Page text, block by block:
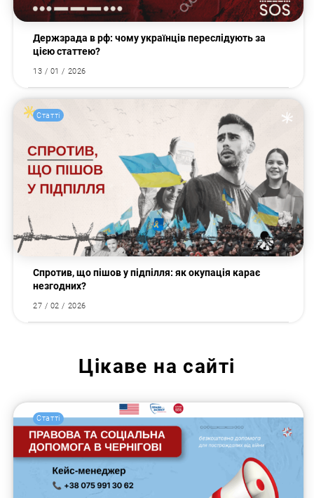
Держзрада в рф: чому українців переслідують за
цією статтею?
13 / 01 / 2026
Статті
Спротив, що пішов у підпілля: як окупація карає
незгодних?
27 / 02 / 2026
Цікаве на сайті
Статті